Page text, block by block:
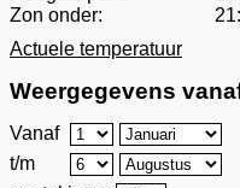
Zon onder:
Actuele temperatuur
Weergegevens
Vanaf
t/m